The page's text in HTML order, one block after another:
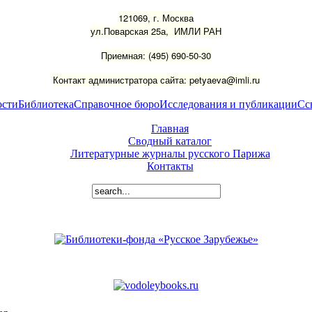
121069, г. Москва
ул.Поварская 25а, ИМЛИ РАН
Приемная: (495) 690-50-30
Контакт администратора сайта: petyaeva@imli.ru
БиблиотекаСправочное бюроИсследования и публикации
Главная
Сводный каталог
Литературные журналы русского Парижа
Контакты